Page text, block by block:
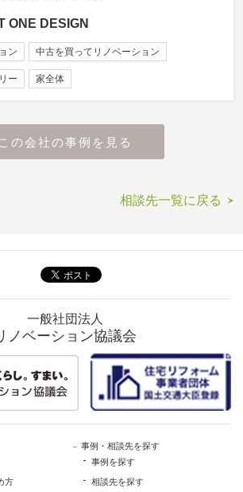
ONE DESIGN
ン 中古を買ってリノベーション
ー 家全体
この会社の事例を見る
相談先一覧に戻る
一般社団法人
ノベーション協議会
方
事例・相談先を探す
事例を探す
相談先を探す